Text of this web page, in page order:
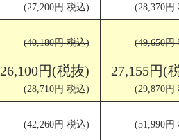
(27,200円 税込) (28,370円
(40,180円 税込)
26,100円(税抜)
(28,710円 税込)
(49,650円
27,155円(
(29,870円
(42,260円 税込) (51,990円